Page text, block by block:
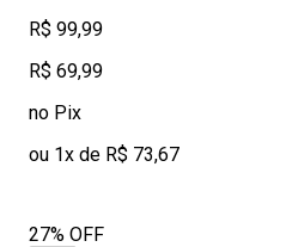
R$ 99,99
R$ 69,99
no Pix
ou 1x de R$ 73,67
27% OFF